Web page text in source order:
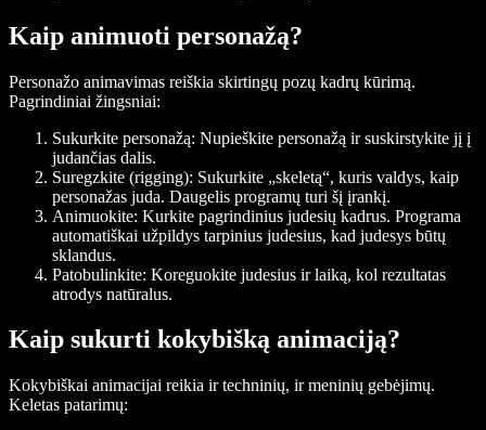
Kaip animuoti personažą?
Personažo animavimas reiškia skirtingų pozų kadrų kūrimą.
Pagrindiniai žingsniai:
Sukurkite personažą: Nupieškite personažą ir suskirstykite jį į
judančias dalis.
Suregzkite (rigging): Sukurkite „skeletą“, kuris valdys, kaip
personažas juda. Daugelis programų turi šį įrankį.
Animuokite: Kurkite pagrindinius judesių kadrus. Programa
automatiškai užpildys tarpinius judesius, kad judesys būtų
sklandus.
Patobulinkite: Koreguokite judesius ir laiką, kol rezultatas
atrodys natūralus.
Kaip sukurti kokybišką animaciją?
Kokybiškai animacijai reikia ir techninių, ir meninių gebėjimų.
Keletas patarimų: